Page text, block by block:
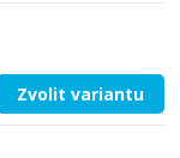
Zvolit variantu